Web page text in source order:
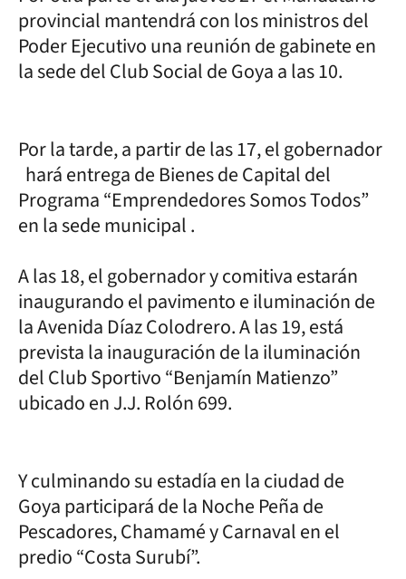
provincial mantendrá con los ministros del
Poder Ejecutivo una reunión de gabinete en
la sede del Club Social de Goya a las 10.
Por la tarde, a partir de las 17, el gobernador
hará entrega de Bienes de Capital del
Programa “Emprendedores Somos Todos”
en la sede municipal .
A las 18, el gobernador y comitiva estarán
inaugurando el pavimento e iluminación de
la Avenida Díaz Colodrero. A las 19, está
prevista la inauguración de la iluminación
del Club Sportivo “Benjamín Matienzo”
ubicado en J.J. Rolón 699.
Y culminando su estadía en la ciudad de
Goya participará de la Noche Peña de
Pescadores, Chamamé y Carnaval en el
predio “Costa Surubí”.